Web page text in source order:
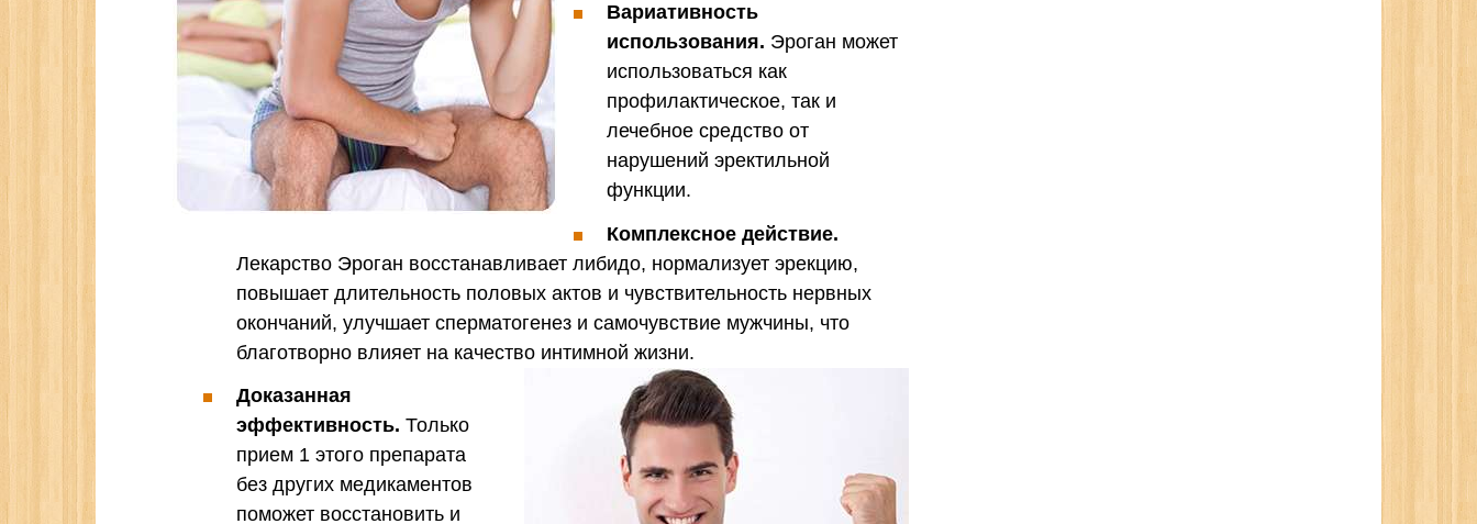
Вариативность
использования. Эроган может
использоваться как
профилактическое, так и
лечебное средство от
нарушений эректильной
функции.
Комплексное действие.
Лекарство Эроган восстанавливает либидо, нормализует эрекцию,
повышает длительность половых актов и чувствительность нервных
окончаний, улучшает сперматогенез и самочувствие мужчины, что
благотворно влияет на качество интимной жизни.
Доказанная
эффективность. Только
прием 1 этого препарата
без других медикаментов
поможет восстановить и